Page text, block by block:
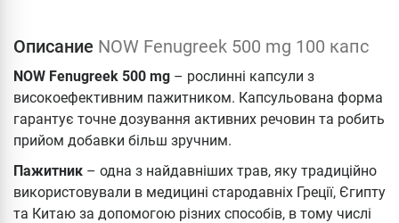
Описание NOW Fenugreek 500 mg 100 капс
NOW Fenugreek 500 mg – рослинні капсули з
високоефективним пажитником. Капсульована форма
гарантує точне дозування активних речовин та робить
прийом добавки більш зручним.
Пажитник – одна з найдавніших трав, яку традиційно
використовували в медицині стародавніх Греції, Єгипту
та Китаю за допомогою різних способів, в тому числі